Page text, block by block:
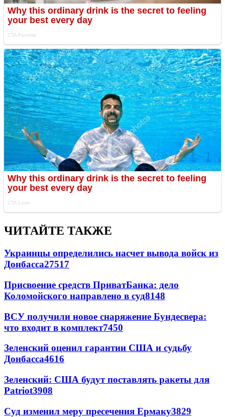
ЧИТАЙТЕ ТАКЖЕ
Украинцы определились насчет вывода войск из
Донбасса27517
Присвоение средств ПриватБанка: дело
Коломойского направлено в суд8148
ВСУ получили новое снаряжение Бундесвера:
что входит в комплект7450
Зеленский оценил гарантии США и судьбу
Донбасса4616
Зеленский: США будут поставлять ракеты для
Patriot3908
Суд изменил меру пресечения Ермаку3829